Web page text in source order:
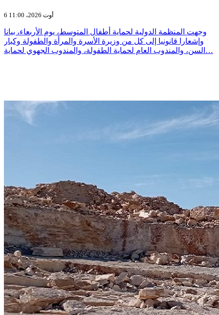
6 أوت 2026، 11:00
وجهت المنظمة الدولية لحماية أطفال المتوسط، يوم الأربعاء، بيانا
وإشعارا قانونيا إلى كل من وزيرة الأسرة والمرأة والطفولة وكبار
السن، والمندوب العام لحماية الطفولة، والمندوب الجهوي لحماية…